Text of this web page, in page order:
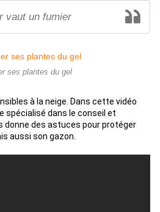
vaut un fumier
ses plantes du gel
à la neige. Dans cette vidéo
spécialisé dans le conseil et
donne des astuces pour protéger
aussi son gazon.